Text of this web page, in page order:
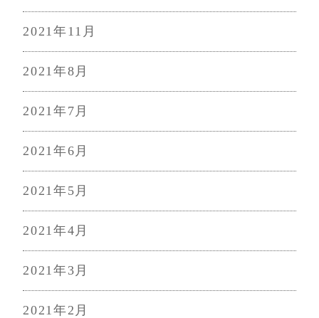
2021年11月
2021年8月
2021年7月
2021年6月
2021年5月
2021年4月
2021年3月
2021年2月